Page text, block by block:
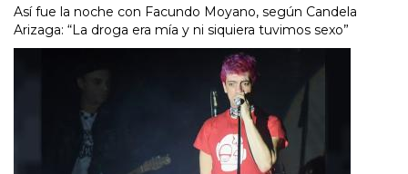
Así fue la noche con Facundo Moyano, según Candela
Arizaga: “La droga era mía y ni siquiera tuvimos sexo”